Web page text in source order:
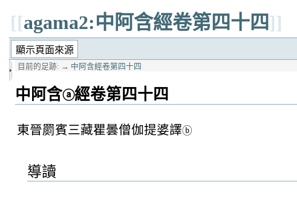
[[agama2:中阿含經卷第四十四]]
目前的足跡: → 中阿含經卷第四十四
中阿含ⓐ經卷第四十四
東晉罽賓三藏瞿曇僧伽提婆譯ⓑ
導讀